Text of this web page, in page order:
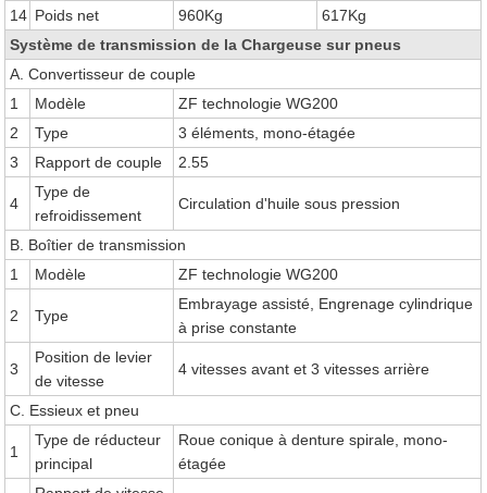
14 Poids net 960Kg
617Kg
Système de transmission de la Chargeuse sur pneus
A. Convertisseur de couple
1
Modèle
ZF technologie WG200
2
Type
3 éléments, mono-étagée
3
Rapport de couple 2.55
4
Type de
refroidissement
Circulation d'huile sous pression
B. Boîtier de transmission
1
Modèle ZF technologie WG200
2 Type
Embrayage assisté, Engrenage cylindrique
à prise constante
3
Position de levier
de vitesse
4 vitesses avant et 3 vitesses arrière
C. Essieux et pneu
1
Type de réducteur
principal
Roue conique à denture spirale, mono-
étagée